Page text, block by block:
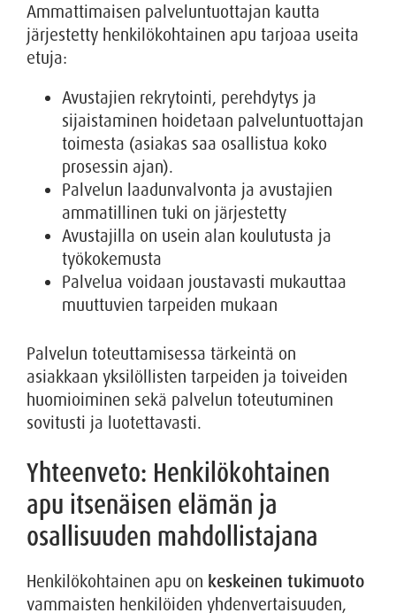
Ammattimaisen palveluntuottajan kautta
järjestetty henkilökohtainen apu tarjoaa useita
etuja:
Avustajien rekrytointi, perehdytys ja
sijaistaminen hoidetaan palveluntuottajan
toimesta (asiakas saa osallistua koko
prosessin ajan).
Palvelun laadunvalvonta ja avustajien
ammatillinen tuki on järjestetty
Avustajilla on usein alan koulutusta ja
työkokemusta
Palvelua voidaan joustavasti mukauttaa
muuttuvien tarpeiden mukaan
Palvelun toteuttamisessa tärkeintä on
asiakkaan yksilöllisten tarpeiden ja toiveiden
huomioiminen sekä palvelun toteutuminen
sovitusti ja luotettavasti.
Yhteenveto: Henkilökohtainen
apu itsenäisen elämän ja
osallisuuden mahdollistajana
Henkilökohtainen apu on keskeinen tukimuoto
vammaisten henkilöiden yhdenvertaisuuden,